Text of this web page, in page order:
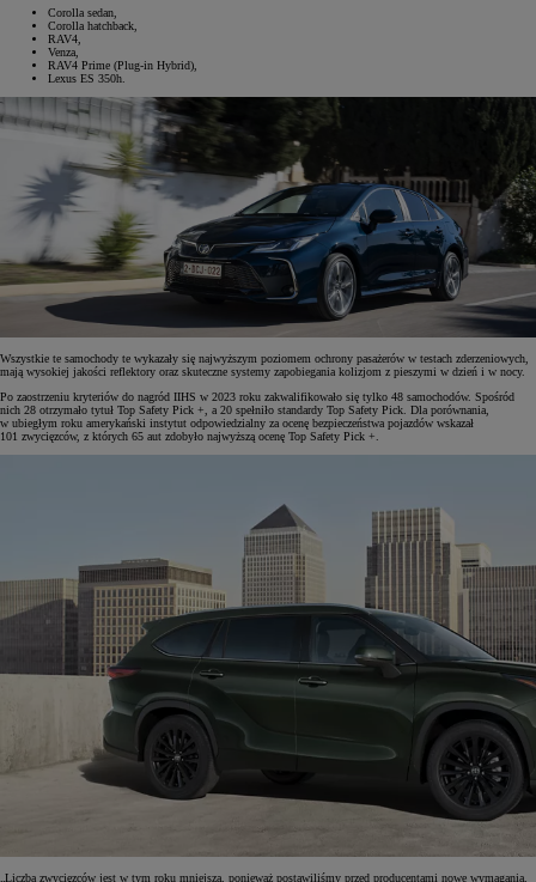
Corolla sedan,
Corolla hatchback,
RAV4,
Venza,
RAV4 Prime (Plug-in Hybrid),
Lexus ES 350h.
Wszystkie te samochody te wykazały się najwyższym poziomem ochrony pasażerów w testach zderzeniowych,
mają wysokiej jakości reflektory oraz skuteczne systemy zapobiegania kolizjom z pieszymi w dzień i w nocy.
Po zaostrzeniu kryteriów do nagród IIHS w 2023 roku zakwalifikowało się tylko 48 samochodów. Spośród
nich 28 otrzymało tytuł Top Safety Pick +, a 20 spełniło standardy Top Safety Pick. Dla porównania,
w ubiegłym roku amerykański instytut odpowiedzialny za ocenę bezpieczeństwa pojazdów wskazał
101 zwycięzców, z których 65 aut zdobyło najwyższą ocenę Top Safety Pick +.
„Liczba zwycięzców jest w tym roku mniejsza, ponieważ postawiliśmy przed producentami nowe wymagania,